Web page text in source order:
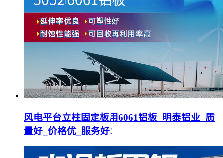
风电平台立柱固定板用6061铝板_明泰铝业_质
量好_价格优_服务好!